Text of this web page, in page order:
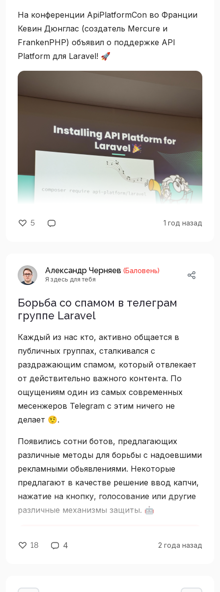
На конференции ApiPlatformCon во Франции
Кевин Дюнглас (создатель Mercure и
FrankenPHP) объявил о поддержке API
Platform для Laravel! 🚀
API Platform — это мощный инструмент для
создания API, который автоматизирует
сортировка и фильтрация данных. До
недавнего времени его активно
теперь Laravel-разработчики тоже могут
легко интегрировать его в свои проекты.
5 1 год назад
Александр Черняев (Баловень)
Я здесь для тебя
Борьба со спамом в телеграм
группе Laravel
Каждый из нас кто, активно общается в
публичных группах, сталкивался с
раздражающим спамом, который отвлекает
от действительно важного контента. По
ощущениям один из самых современных
месенжеров Telegram с этим ничего не
делает 🤨.
Появились сотни ботов, предлагающих
различные методы для борьбы с надоевшими
рекламными обьявлениями. Некоторые
предлагают в качестве решение ввод капчи,
нажатие на кнопку, голосование или другие
различные механизмы защиты. 🤖
18 4 2 года назад